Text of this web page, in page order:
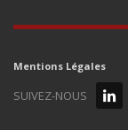
Mentions Légales
SUIVEZ-NOUS